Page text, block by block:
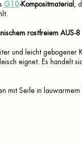
G10-Kompositmaterial ,
rostfreiem AUS-8
und leicht
eignet. Es handelt
mit Seife in